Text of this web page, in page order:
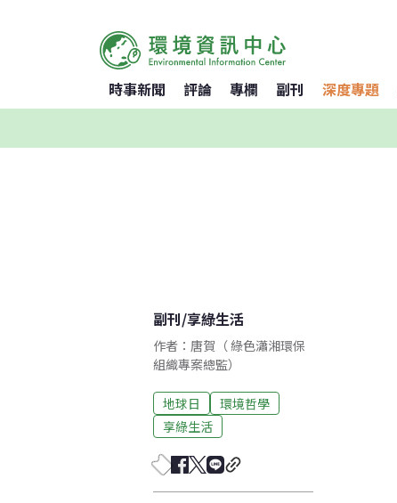
時事新聞 評論 專欄 副刊 深度專題
副刊/享綠生活
作者：唐賀（ 綠色瀟湘環保
組織專案總監）
地球日
環境哲學
享綠生活